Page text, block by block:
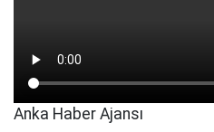
Anka Haber Ajansı